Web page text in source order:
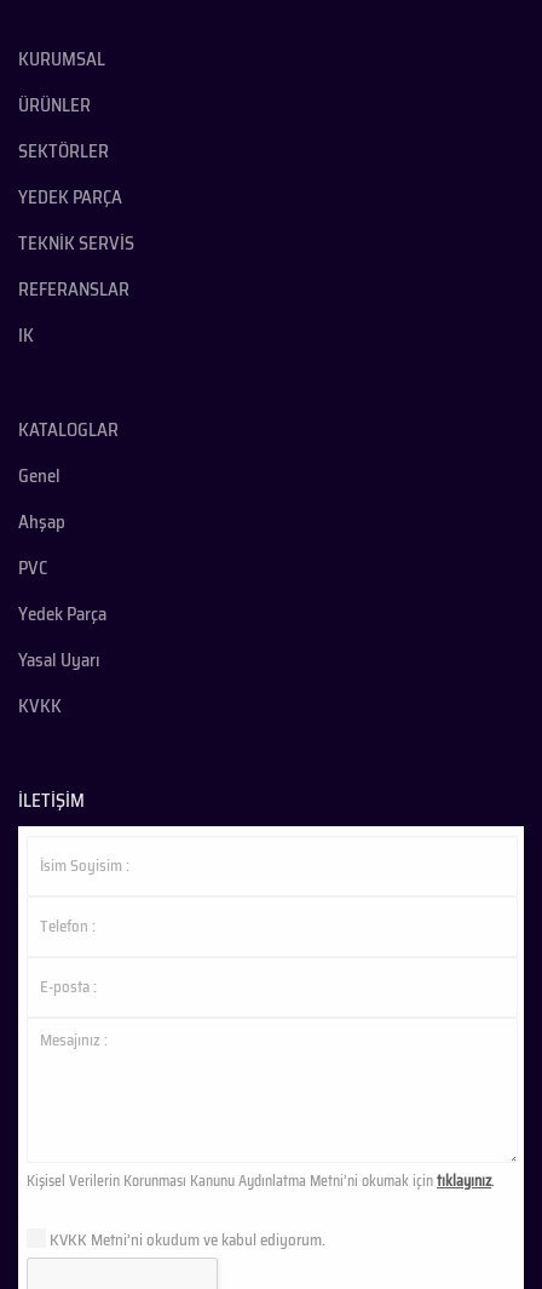
KURUMSAL
ÜRÜNLER
SEKTÖRLER
YEDEK PARÇA
TEKNİK SERVİS
REFERANSLAR
IK
KATALOGLAR
Genel
Ahşap
PVC
Yedek Parça
Yasal Uyarı
KVKK
İLETİŞİM
Kişisel Verilerin Korunması Kanunu Aydınlatma Metni’ni okumak içintıklayınız.
KVKK Metni’ni okudum ve kabul ediyorum.